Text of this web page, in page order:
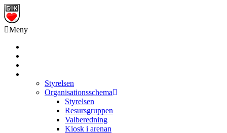
Meny
Styrelsen
Organisationsschema
Styrelsen
Resursgruppen
Valberedning
Kiosk i arenan